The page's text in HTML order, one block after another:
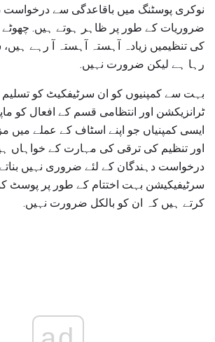
نوکری پوسٹنگ میں باقاعدگی سے درخواست
ضروریات کے طور پر ظاہر ہوتے ہیں. چھوٹے
کی تنظیمیں زیادہ آہستہ آہستہ آ رہے
رہا ہے لیکن ضرورت نہیں.
بہت سے کمپنیوں کو ان سرٹیفکیٹ کو تسلیم
ٹرانزیکشن اور انتظامی قسم کے افعال کو
ایسی کمپنیاں جو اپنے اسٹاف کے عملے میں
اور تنظیم کی ترقی کی مہارت کے خواہاں
درخواست دہندگان کے لئے ضروری نہیں
سرٹیفیکیشن بہت اختتام کے طور پر پوسٹ
کرتے ہیں کہ ان کو بالکل ضرورت نہیں.